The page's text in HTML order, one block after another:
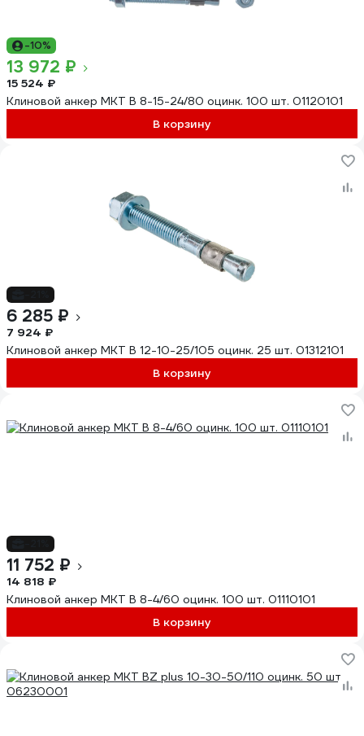
-10%
13 972 ₽
15 524 ₽
Клиновой анкер MKT B 8-15-24/80 оцинк. 100 шт. 01120101
В корзину
6 285 ₽
7 924 ₽
Клиновой анкер MKT B 12-10-25/105 оцинк. 25 шт. 01312101
В корзину
11 752 ₽
14 818 ₽
Клиновой анкер MKT B 8-4/60 оцинк. 100 шт. 01110101
В корзину